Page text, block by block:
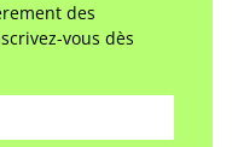
des
vous dès